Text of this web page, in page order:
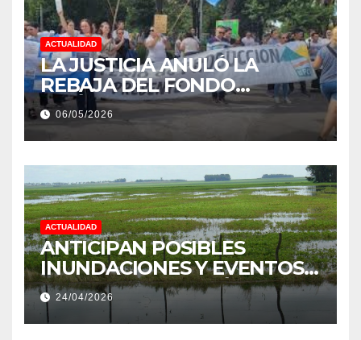
ACTUALIDAD
LA JUSTICIA ANULÓ LA
REBAJA DEL FONDO
ESTÍMULO A EMPLEADOS DE
PRODUCCIÓN DE LA
PROVINCIA DEL CHACO
06/05/2026
ACTUALIDAD
ANTICIPAN POSIBLES
INUNDACIONES Y EVENTOS
EXTREMOS: “PODRÍA SER UN
NIÑO MUY IMPORTANTE”
24/04/2026